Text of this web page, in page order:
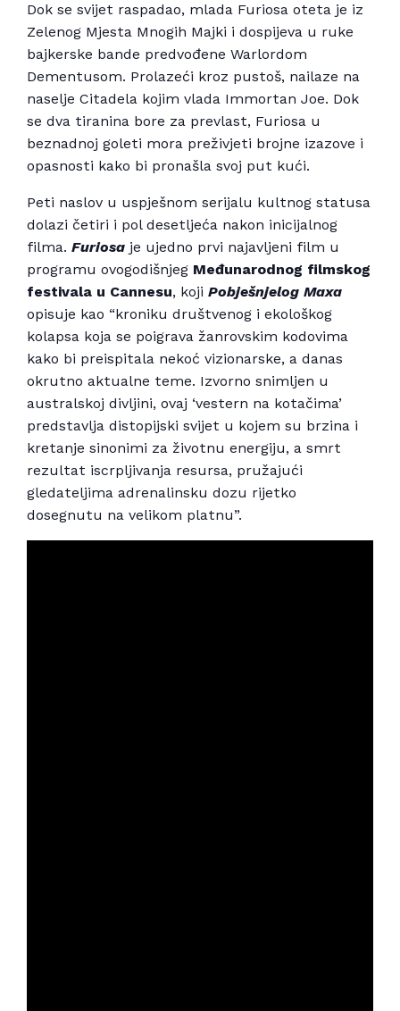
Dok se svijet raspadao, mlada Furiosa oteta je iz
Zelenog Mjesta Mnogih Majki i dospijeva u ruke
bajkerske bande predvođene Warlordom
Dementusom. Prolazeći kroz pustoš, nailaze na
naselje Citadela kojim vlada Immortan Joe. Dok
se dva tiranina bore za prevlast, Furiosa u
beznadnoj goleti mora preživjeti brojne izazove i
opasnosti kako bi pronašla svoj put kući.
Peti naslov u uspješnom serijalu kultnog statusa
dolazi četiri i pol desetljeća nakon inicijalnog
filma. Furiosa je ujedno prvi najavljeni film u
programu ovogodišnjeg Međunarodnog filmskog
festivala u Cannesu, koji Pobješnjelog Maxa
opisuje kao “kroniku društvenog i ekološkog
kolapsa koja se poigrava žanrovskim kodovima
kako bi preispitala nekoć vizionarske, a danas
okrutno aktualne teme. Izvorno snimljen u
australskoj divljini, ovaj ‘vestern na kotačima’
predstavlja distopijski svijet u kojem su brzina i
kretanje sinonimi za životnu energiju, a smrt
rezultat iscrpljivanja resursa, pružajući
gledateljima adrenalinsku dozu rijetko
dosegnutu na velikom platnu”.